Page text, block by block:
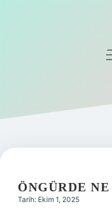
Gizlilik Politikası
Yasal Uyarı
ÖNGÜRDE
Tarih: Ekim 1, 2025